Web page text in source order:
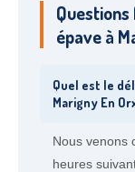
épave à
Quel est le
Marigny En
Nous venons
heures